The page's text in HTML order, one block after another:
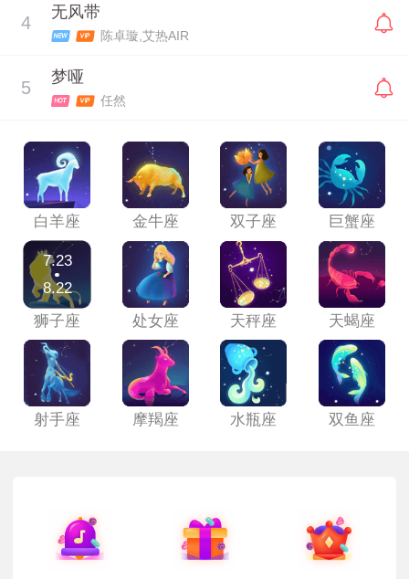
4
无风带
陈卓璇,艾热AIR
5
梦哑
任然
白羊座 金牛座 双子座 巨蟹座
7.23
8.22
狮子座
处女座 天秤座 天蝎座
射手座 摩羯座 水瓶座 双鱼座